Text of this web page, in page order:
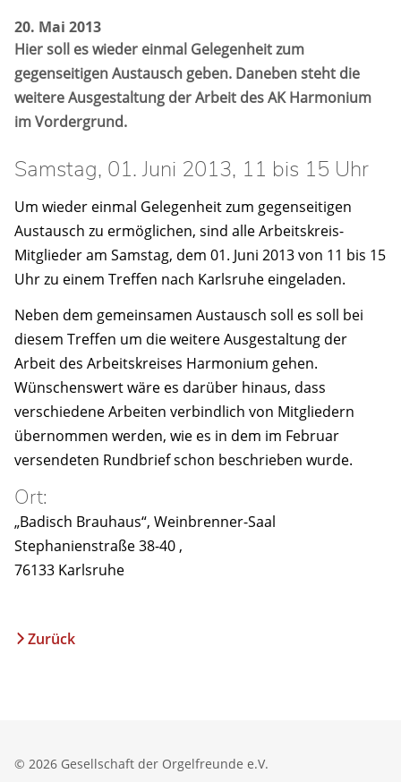
20. Mai 2013
Hier soll es wieder einmal Gelegenheit zum
gegenseitigen Austausch geben. Daneben steht die
weitere Ausgestaltung der Arbeit des AK Harmonium
im Vordergrund.
Samstag, 01. Juni 2013, 11 bis 15 Uhr
Um wieder einmal Gelegenheit zum gegenseitigen
Austausch zu ermöglichen, sind alle Arbeitskreis-
Mitglieder am Samstag, dem 01. Juni 2013 von 11 bis 15
Uhr zu einem Treffen nach Karlsruhe eingeladen.
Neben dem gemeinsamen Austausch soll es soll bei
diesem Treffen um die weitere Ausgestaltung der
Arbeit des Arbeitskreises Harmonium gehen.
Wünschenswert wäre es darüber hinaus, dass
verschiedene Arbeiten verbindlich von Mitgliedern
übernommen werden, wie es in dem im Februar
versendeten Rundbrief schon beschrieben wurde.
Ort:
„Badisch Brauhaus“, Weinbrenner-Saal
Stephanienstraße 38-40 ,
76133 Karlsruhe
Zurück
© 2026 Gesellschaft der Orgelfreunde e.V.